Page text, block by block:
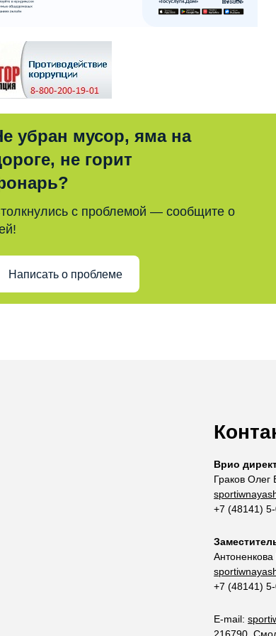
убран мусор, яма на
не горит
с проблемой — сообщите о
Написать о проблеме
Врио
Граков Олег
+7 (48141)
+7 (48141)
E-mail: